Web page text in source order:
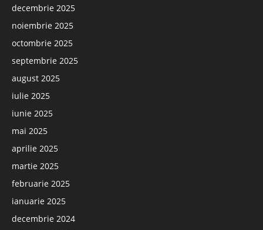
decembrie 2025
noiembrie 2025
octombrie 2025
septembrie 2025
august 2025
iulie 2025
iunie 2025
mai 2025
aprilie 2025
martie 2025
februarie 2025
ianuarie 2025
decembrie 2024